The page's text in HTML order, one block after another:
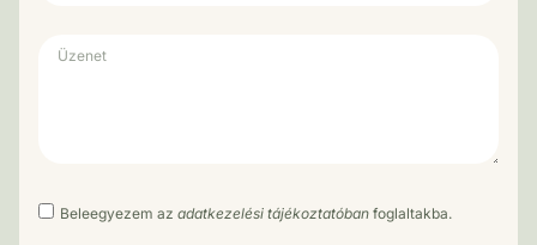
Beleegyezem az adatkezelési tájékoztatóban foglaltakba.